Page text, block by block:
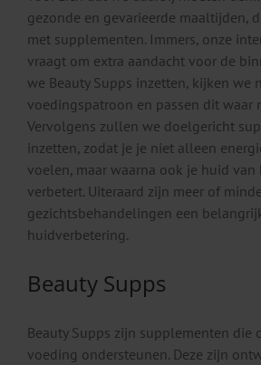
gezonde en gevarieerde maaltijden,
met supplementen. Immers, onze
vraagt om extra aandacht voor de
we Beauty Supps inzetten, kijken we
voedingspatroon en passen dit waar
Vervolgens zullen we doelgericht
inzetten, zodat je je niet alleen
voelen, maar waarna ook je huid
verbetert. Uiteraard zijn meer of
gezichtsbehandelingen een
huidverbetering.
Beauty Supps
Beauty Supps zijn supplementen die
voeding ondersteunen. Deze zijn